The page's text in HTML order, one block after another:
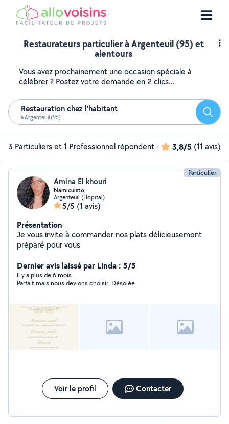
Restaurateurs particulier à Argenteuil (95) et
alentours
Vous avez prochainement une occasion spéciale à
célébrer ? Postez votre demande en 2 clics...
Restauration chez l'habitant
à Argenteuil (95)
3 Particuliers et 1 Professionnel répondent- 3,8/5 (11 avis)
Particulier
Amina El khouri
Namicuisto
Argenteuil (Hopital)
5/5 (1 avis)
Présentation
Je vous invite à commander nos plats délicieusement
préparé pour vous
Dernier avis laissé par Linda : 5/5
Il y a plus de 6 mois
Parfait mais nous devions choisir. Désolée
Voir le profil Contacter